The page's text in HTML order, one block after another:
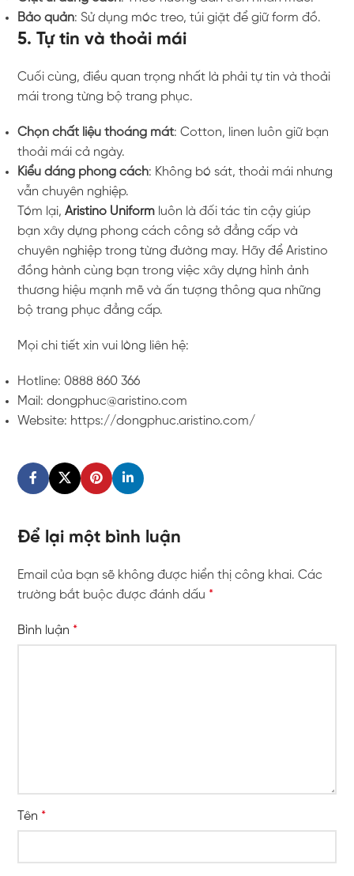
Bảo quản: Sử dụng móc treo, túi giặt để giữ form đồ.
5. Tự tin và thoải mái
Cuối cùng, điều quan trọng nhất là phải tự tin và thoải
mái trong từng bộ trang phục.
Chọn chất liệu thoáng mát: Cotton, linen luôn giữ bạn
thoải mái cả ngày.
Kiểu dáng phong cách: Không bó sát, thoải mái nhưng
vẫn chuyên nghiệp.
Tóm lại,Aristino Uniform luôn là đối tác tin cậy giúp
bạn xây dựng phong cách công sở đẳng cấp và
chuyên nghiệp trong từng đường may. Hãy để Aristino
đồng hành cùng bạn trong việc xây dựng hình ảnh
thương hiệu mạnh mẽ và ấn tượng thông qua những
bộ trang phục đẳng cấp.
Mọi chi tiết xin vui lòng liên hệ:
Hotline: 0888 860 366
Mail: dongphuc@aristino.com
Website: https://dongphuc.aristino.com/
Để lại một bình luận
Email của bạn sẽ không được hiển thị công khai. Các
trường bắt buộc được đánh dấu *
Bình luận *
Tên *